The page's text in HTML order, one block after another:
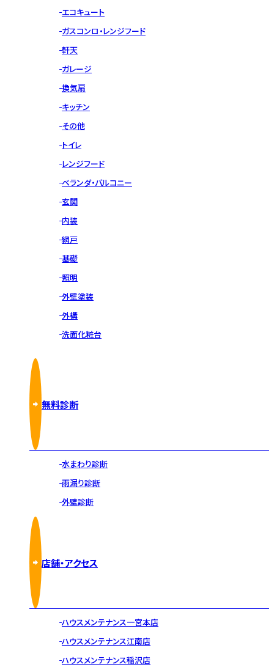
エコキュート
ガスコンロ・レンジフード
軒天
ガレージ
換気扇
キッチン
その他
トイレ
レンジフード
ベランダ・バルコニー
玄関
内装
網戸
基礎
照明
外壁塗装
外構
洗面化粧台
無料診断
水まわり診断
雨漏り診断
外壁診断
店舗・アクセス
ハウスメンテナンス一宮本店
ハウスメンテナンス江南店
ハウスメンテナンス稲沢店